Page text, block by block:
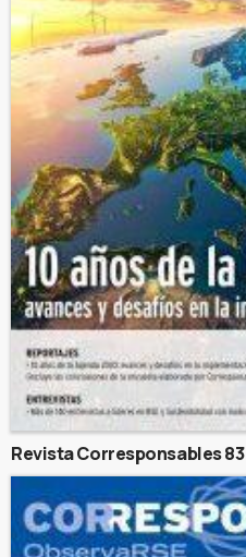
Revista Corresponsables 83